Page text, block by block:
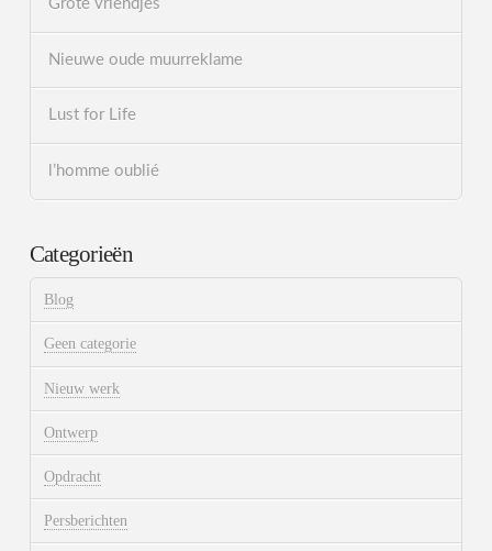
Grote vriendjes
Nieuwe oude muurreklame
Lust for Life
l’homme oublié
Categorieën
Blog
Geen categorie
Nieuw werk
Ontwerp
Opdracht
Persberichten